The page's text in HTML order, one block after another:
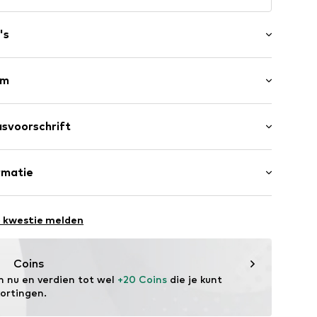
Buitenmateriaal: Rubber
Litouwen
kwestie melden
Coins
nu en verdien tot wel +20 Coins die je kunt